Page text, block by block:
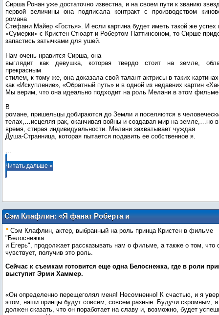
Сирша Ронан уже достаточно известна, и на своем пути к званию
первой величины она подписала контракт с производством
романа
Стефани Майер «Гостья». И если картина будет иметь такой же успех
«Сумерки» с Кристен Стюарт и Робертом Паттинсоном, то Сирше
запастись затычками для ушей.
Нам очень нравится Сирша, она
выглядит как девушка, которая твердо стоит на земле,
прекрасным
стилем, к тому же, она доказала свой талант актрисы в таких картинах
как «Искупление», «Обратный путь» и в одной из недавних картин
Мы верим, что она идеально подходит на роль Мелани в этом
В
романе, пришельцы добираются до Земли и поселяются в
телах,…исцеляя рак, оканчивая войны и создавая мир на земле,…но
время, стирая индивидуальности. Мелани захватывает чуждая
...
Читать дальше »
Сэм Клафлин: «Я фанат Роберта и
Кристен»
Сэм Клафлин, актер, выбранный на роль принца Кристен в фильме
"Белоснежка
и Егерь", продолжает рассказывать нам о фильме, а также о том, что
чувствует, получив это роль.
Сейчас к съемкам готовится еще одна Белоснежка, где в роли
выступит Эрми Хаммер.
«Он определенно перещеголял меня! Несомненно! К счастью, и я
этом, наши принцы будут совсем, совсем разные. Будучи скромным,
должен сказать, что он поработает на славу и, возможно, будет